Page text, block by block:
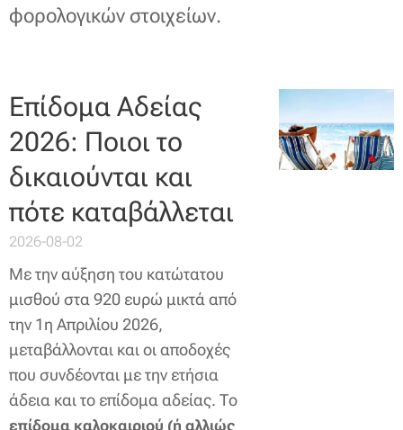
φορολογικών στοιχείων.
Επίδομα Αδείας
2026: Ποιοι το
δικαιούνται και
πότε καταβάλλεται
2026-08-02
Με την αύξηση του κατώτατου
μισθού στα 920 ευρώ μικτά από
την 1η Απριλίου 2026,
μεταβάλλονται και οι αποδοχές
που συνδέονται με την ετήσια
άδεια και το επίδομα αδείας. Το
επίδομα καλοκαιριού (ή αλλιώς